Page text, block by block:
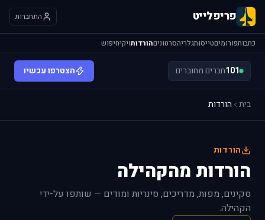
פריפלייט התחברות
כתבותפורומיםטייסותגלריהסרטוניםהורדותויקיחיפוש
101חברים מחוברים הצטרפו עכשיו
בית הורדות
הורדות
הורדות מהקהילה
סקינים, מפות, מדריכים, סינריות ומודים — שותפו על-ידי
הקהילה.